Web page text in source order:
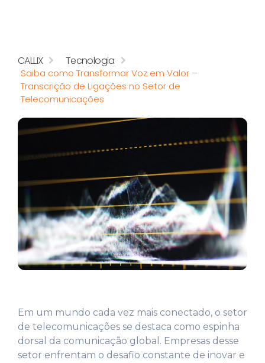
CALLIX Tecnologia
Saiba como Transformar Voz em Valor –
Transcrição de Ligações no Setor de
Telecomunicações
Em um mundo cada vez mais conectado, o setor
de telecomunicações se destaca como espinha
dorsal da comunicação global. Empresas desse
setor enfrentam o desafio constante de inovar e